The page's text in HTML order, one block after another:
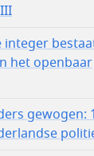
integer
het openbaar
gewogen: